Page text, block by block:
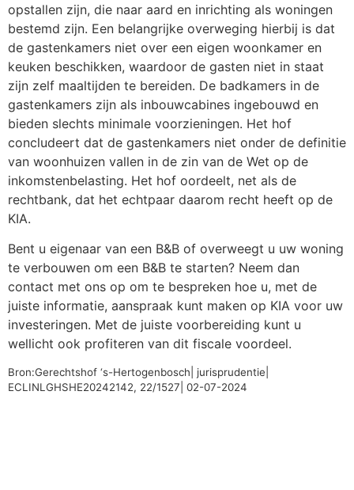
opstallen zijn, die naar aard en inrichting als woningen
bestemd zijn. Een belangrijke overweging hierbij is dat
de gastenkamers niet over een eigen woonkamer en
keuken beschikken, waardoor de gasten niet in staat
zijn zelf maaltijden te bereiden. De badkamers in de
gastenkamers zijn als inbouwcabines ingebouwd en
bieden slechts minimale voorzieningen. Het hof
concludeert dat de gastenkamers niet onder de definitie
van woonhuizen vallen in de zin van de Wet op de
inkomstenbelasting. Het hof oordeelt, net als de
rechtbank, dat het echtpaar daarom recht heeft op de
KIA.
Bent u eigenaar van een B&B of overweegt u uw woning
te verbouwen om een B&B te starten? Neem dan
contact met ons op om te bespreken hoe u, met de
juiste informatie, aanspraak kunt maken op KIA voor uw
investeringen. Met de juiste voorbereiding kunt u
wellicht ook profiteren van dit fiscale voordeel.
Bron:Gerechtshof ‘s-Hertogenbosch| jurisprudentie|
ECLINLGHSHE20242142, 22/1527| 02-07-2024